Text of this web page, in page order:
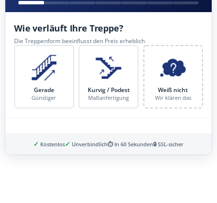
Wie verläuft Ihre Treppe?
Die Treppenform beeinflusst den Preis erheblich
Gerade
Günstiger
Kurvig / Podest
Maßanfertigung
Weiß nicht
Wir klären das
✓ Kostenlos✓ Unverbindlich⏱ In 60 Sekunden🔒 SSL-sicher